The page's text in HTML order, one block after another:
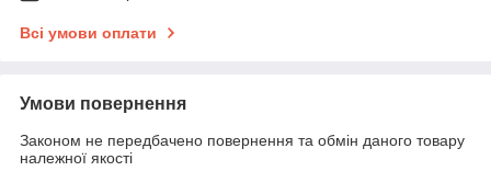
Всі умови оплати
Умови повернення
Законом не передбачено повернення та обмін даного товару
належної якості